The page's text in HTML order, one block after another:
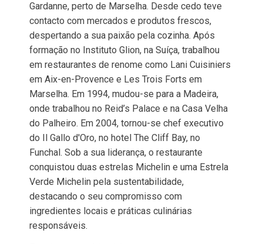
Gardanne, perto de Marselha. Desde cedo teve
contacto com mercados e produtos frescos,
despertando a sua paixão pela cozinha. Após
formação no Instituto Glion, na Suíça, trabalhou
em restaurantes de renome como Lani Cuisiniers
em Aix-en-Provence e Les Trois Forts em
Marselha. Em 1994, mudou-se para a Madeira,
onde trabalhou no Reid’s Palace e na Casa Velha
do Palheiro. Em 2004, tornou-se chef executivo
do Il Gallo d'Oro, no hotel The Cliff Bay, no
Funchal. Sob a sua liderança, o restaurante
conquistou duas estrelas Michelin e uma Estrela
Verde Michelin pela sustentabilidade,
destacando o seu compromisso com
ingredientes locais e práticas culinárias
responsáveis.